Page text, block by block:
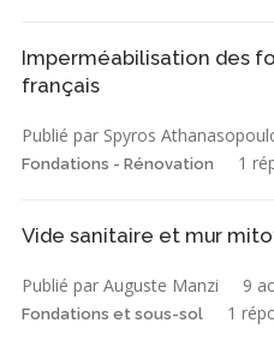
Imperméabilisation des
français
Publié par Spyros
Fondations - Rénovation 1
Vide sanitaire et mur
Publié par Auguste Manzi 9
Fondations et sous-sol 1